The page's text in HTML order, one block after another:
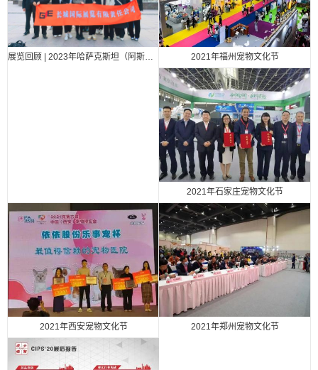
展览回顾 | 2023年哈萨克斯坦（阿斯塔纳）国际汽车零部件、汽车技术及服务展览会（Automechanika Astana） 2021年福州宠物文化节
2021年石家庄宠物文化节
2021年西安宠物文化节 2021年郑州宠物文化节